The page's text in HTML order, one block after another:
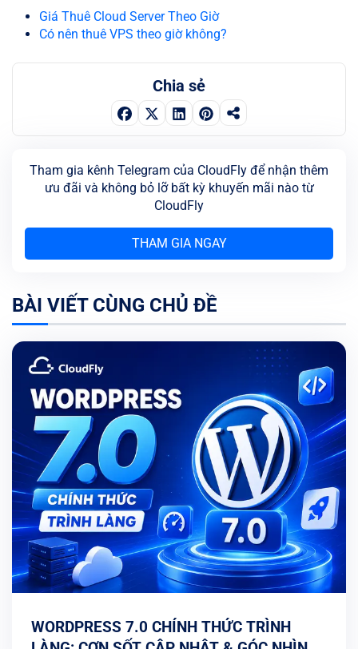
Giá Thuê Cloud Server Theo Giờ
Có nên thuê VPS theo giờ không?
Chia sẻ
Tham gia kênh Telegram của CloudFly để nhận thêm
ưu đãi và không bỏ lỡ bất kỳ khuyến mãi nào từ
CloudFly
THAM GIA NGAY
BÀI VIẾT CÙNG CHỦ ĐỀ
WORDPRESS 7.0 CHÍNH THỨC TRÌNH